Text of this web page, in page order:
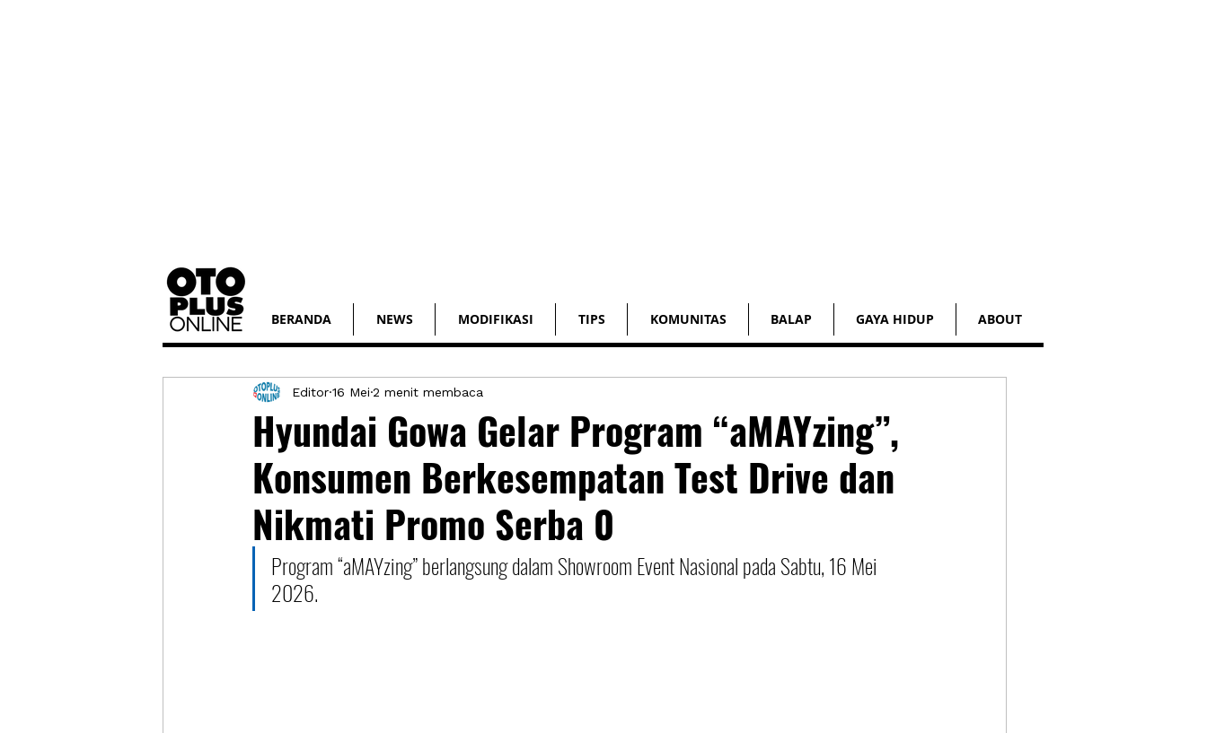
BERANDA NEWS MODIFIKASI TIPS KOMUNITAS BALAP GAYA HIDUP ABOUT
Hyundai Gowa Gelar Program “aMAYzing”,
Konsumen Berkesempatan Test Drive dan
Nikmati Promo Serba 0
Editor 16 Mei 2 menit membaca
Program “aMAYzing” berlangsung dalam Showroom Event Nasional pada Sabtu, 16 Mei
2026.